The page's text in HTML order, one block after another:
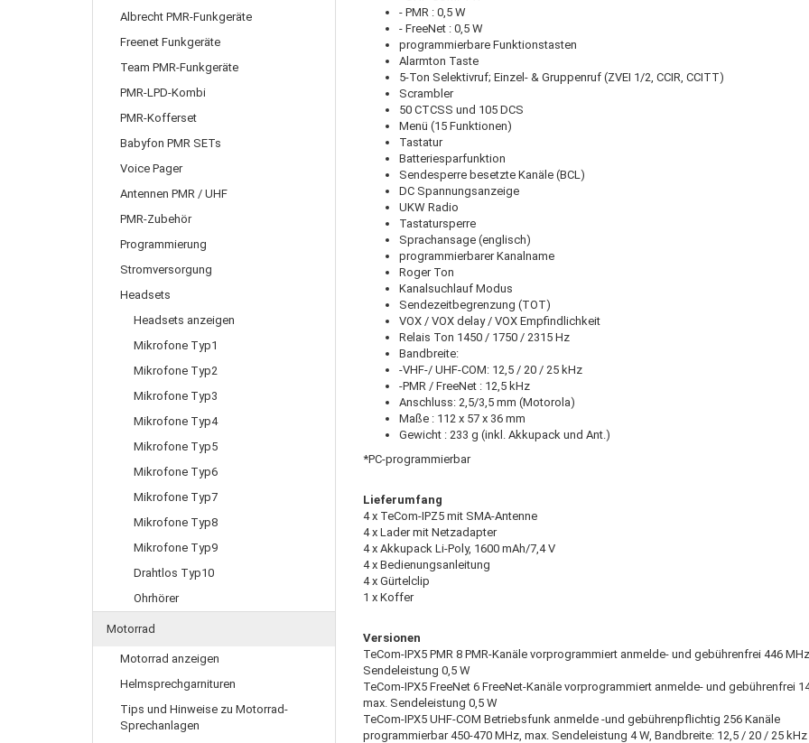
- PMR : 0,5 W
- FreeNet : 0,5 W
programmierbare Funktionstasten
Alarmton Taste
5-Ton Selektivruf; Einzel- & Gruppenruf (ZVEI 1/2, CCIR, CCITT)
Scrambler
50 CTCSS und 105 DCS
Menü (15 Funktionen)
Tastatur
Batteriesparfunktion
Sendesperre besetzte Kanäle (BCL)
DC Spannungsanzeige
UKW Radio
Tastatursperre
Sprachansage (englisch)
programmierbarer Kanalname
Roger Ton
Kanalsuchlauf Modus
Sendezeitbegrenzung (TOT)
VOX / VOX delay / VOX Empfindlichkeit
Relais Ton 1450 / 1750 / 2315 Hz
Bandbreite:
-VHF-/ UHF-COM: 12,5 / 20 / 25 kHz
-PMR / FreeNet : 12,5 kHz
Anschluss: 2,5/3,5 mm (Motorola)
Maße : 112 x 57 x 36 mm
Gewicht : 233 g (inkl. Akkupack und Ant.)
*PC-programmierbar
Lieferumfang
4 x TeCom-IPZ5 mit SMA-Antenne
4 x Lader mit Netzadapter
4 x Akkupack Li-Poly, 1600 mAh/7,4 V
4 x Bedienungsanleitung
4 x Gürtelclip
1 x Koffer
Versionen
TeCom-IPX5 PMR 8 PMR-Kanäle vorprogrammiert anmelde- und gebührenfrei 446
Sendeleistung 0,5 W
TeCom-IPX5 FreeNet 6 FreeNet-Kanäle vorprogrammiert anmelde- und gebührenfrei
max. Sendeleistung 0,5 W
TeCom-IPX5 UHF-COM Betriebsfunk anmelde -und gebührenpflichtig 256 Kanäle
programmierbar 450-470 MHz, max. Sendeleistung 4 W, Bandbreite: 12,5 / 20 / 25 kHz
Albrecht PMR-Funkgeräte
Freenet Funkgeräte
Team PMR-Funkgeräte
PMR-LPD-Kombi
PMR-Kofferset
Babyfon PMR SETs
Voice Pager
Antennen PMR / UHF
PMR-Zubehör
Programmierung
Stromversorgung
Headsets
Headsets anzeigen
Mikrofone Typ1
Mikrofone Typ2
Mikrofone Typ3
Mikrofone Typ4
Mikrofone Typ5
Mikrofone Typ6
Mikrofone Typ7
Mikrofone Typ8
Mikrofone Typ9
Drahtlos Typ10
Ohrhörer
Motorrad
Motorrad anzeigen
Helmsprechgarnituren
Tips und Hinweise zu Motorrad-
Sprechanlagen